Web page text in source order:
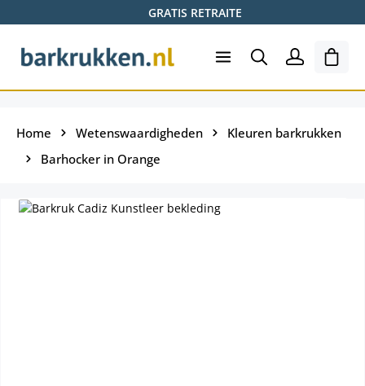
GRATIS RETRAITE
Home Wetenswaardigheden
Kleuren barkrukken
Barhocker in Orange